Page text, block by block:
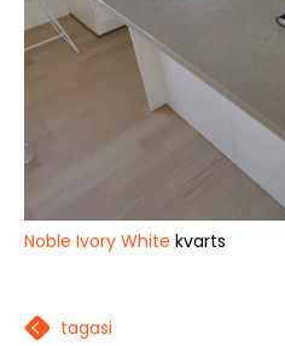
Noble Ivory White kvarts
tagasi